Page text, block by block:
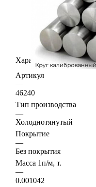
Характеристики
Артикул
—
46240
Тип производства
—
Холоднотянутый
Покрытие
—
Без покрытия
Масса 1п/м, т.
—
0.001042